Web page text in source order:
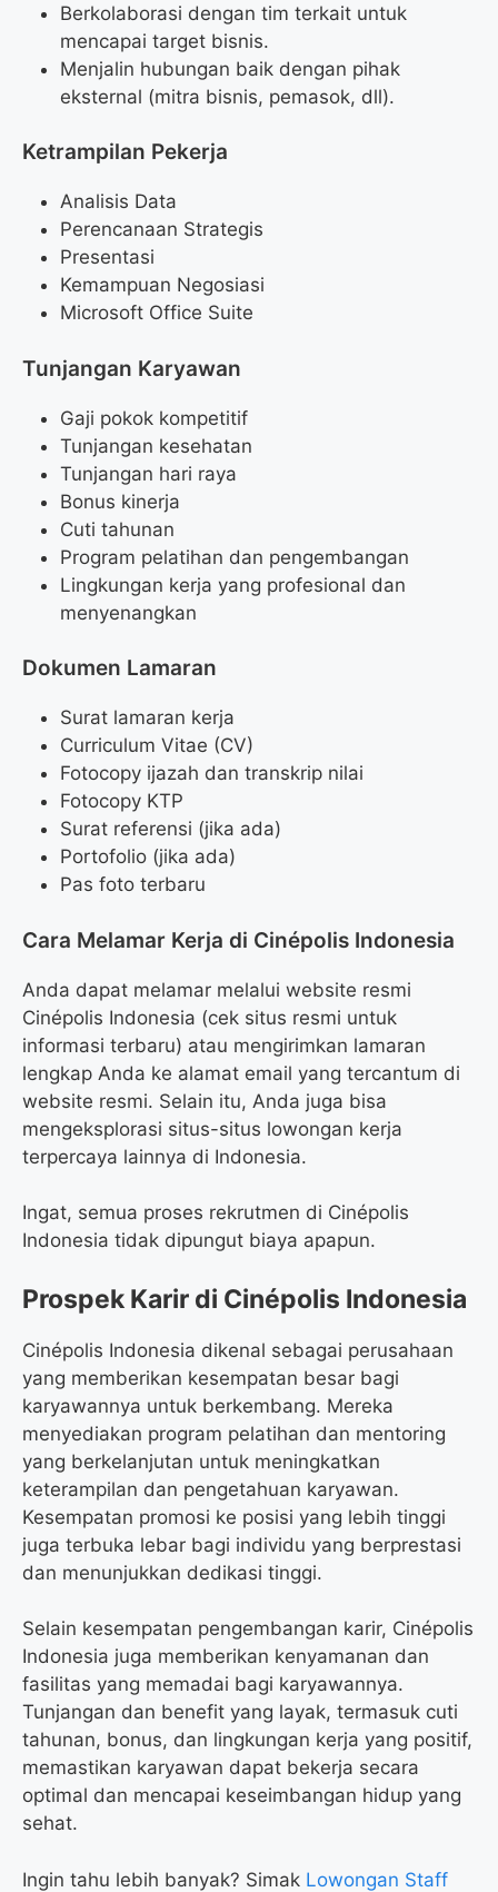
Berkolaborasi dengan tim terkait untuk
mencapai target bisnis.
Menjalin hubungan baik dengan pihak
eksternal (mitra bisnis, pemasok, dll).
Ketrampilan Pekerja
Analisis Data
Perencanaan Strategis
Presentasi
Kemampuan Negosiasi
Microsoft Office Suite
Tunjangan Karyawan
Gaji pokok kompetitif
Tunjangan kesehatan
Tunjangan hari raya
Bonus kinerja
Cuti tahunan
Program pelatihan dan pengembangan
Lingkungan kerja yang profesional dan
menyenangkan
Dokumen Lamaran
Surat lamaran kerja
Curriculum Vitae (CV)
Fotocopy ijazah dan transkrip nilai
Fotocopy KTP
Surat referensi (jika ada)
Portofolio (jika ada)
Pas foto terbaru
Cara Melamar Kerja di Cinépolis Indonesia
Anda dapat melamar melalui website resmi
Cinépolis Indonesia (cek situs resmi untuk
informasi terbaru) atau mengirimkan lamaran
lengkap Anda ke alamat email yang tercantum di
website resmi. Selain itu, Anda juga bisa
mengeksplorasi situs-situs lowongan kerja
terpercaya lainnya di Indonesia.
Ingat, semua proses rekrutmen di Cinépolis
Indonesia tidak dipungut biaya apapun.
Prospek Karir di Cinépolis Indonesia
Cinépolis Indonesia dikenal sebagai perusahaan
yang memberikan kesempatan besar bagi
karyawannya untuk berkembang. Mereka
menyediakan program pelatihan dan mentoring
yang berkelanjutan untuk meningkatkan
keterampilan dan pengetahuan karyawan.
Kesempatan promosi ke posisi yang lebih tinggi
juga terbuka lebar bagi individu yang berprestasi
dan menunjukkan dedikasi tinggi.
Selain kesempatan pengembangan karir, Cinépolis
Indonesia juga memberikan kenyamanan dan
fasilitas yang memadai bagi karyawannya.
Tunjangan dan benefit yang layak, termasuk cuti
tahunan, bonus, dan lingkungan kerja yang positif,
memastikan karyawan dapat bekerja secara
optimal dan mencapai keseimbangan hidup yang
sehat.
Ingin tahu lebih banyak? Simak Lowongan Staff